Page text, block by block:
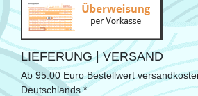
LIEFERUNG | VERSAND
Ab 95.00 Euro Bestellwert
Deutschlands.*